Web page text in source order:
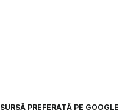
PREFERATĂ PE GOOGLE